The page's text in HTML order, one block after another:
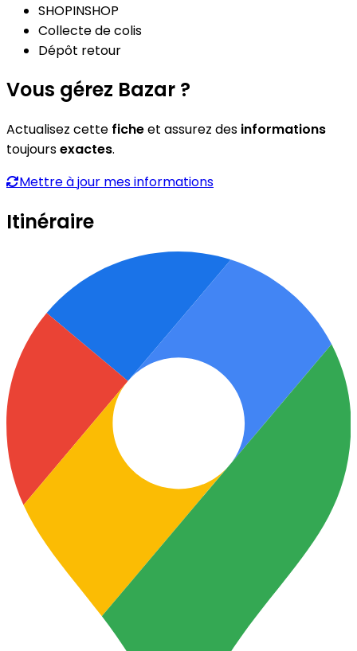
SHOPINSHOP
Collecte de colis
Dépôt retour
Vous gérez Bazar ?
Actualisez cette ficheet assurez des informations
toujoursexactes.
Mettre à jour mes informations
Itinéraire